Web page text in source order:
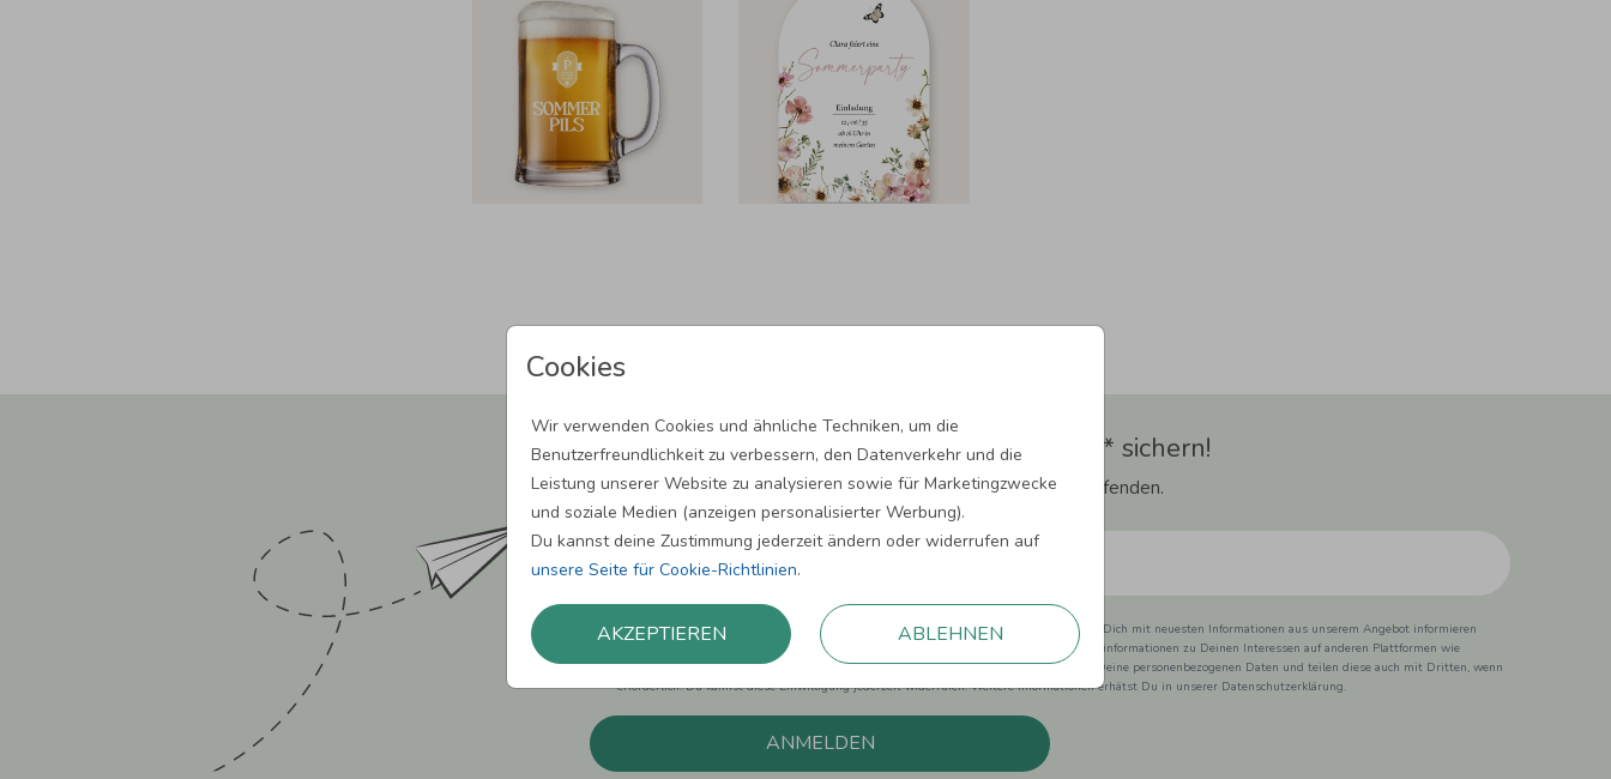
Cookies
Wir verwenden Cookies und ähnliche Techniken, um die
Benutzerfreundlichkeit zu verbessern, den Datenverkehr und die
Leistung unserer Website zu analysieren sowie für Marketingzwecke
und soziale Medien (anzeigen personalisierter Werbung).
Du kannst deine Zustimmung jederzeit ändern oder widerrufen auf
unsere Seite für Cookie-Richtlinien.
AKZEPTIEREN ABLEHNEN
Newsletter abonnieren und 5,00 € Rabatt** sichern!
Melde Dich zu unserem Newsletter an und bleibe auf dem Laufenden.
Einwilligung zur Datennutzung für Marketingzwecke: Hiermit willigst Du ein, dass wir Dich mit neuesten Informationen aus unserem Angebot informieren
können. Dies umfasst den Versand unseres Newsletters. Zudem können wir Dir Produktinformationen zu Deinen Interessen auf anderen Plattformen wie
Facebook und Google anzeigen. Um Dir diesen Service anbieten zu können, nutzen wir Deine personenbezogenen Daten und teilen diese auch mit Dritten, wenn
erforderlich. Du kannst diese Einwilligung jederzeit widerrufen. Weitere Informationen erhätst Du in unserer Datenschutzerklärung.
ANMELDEN